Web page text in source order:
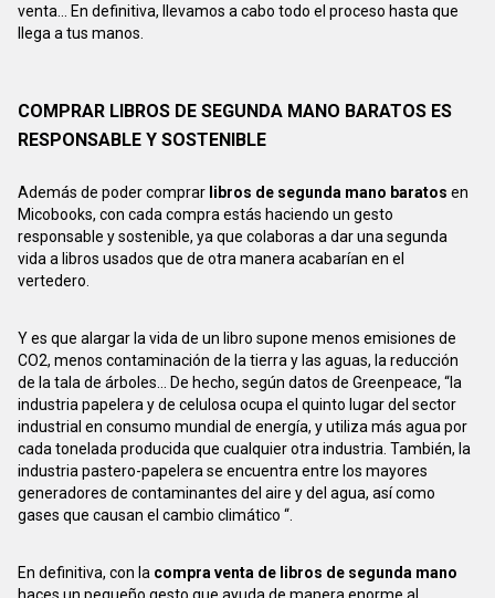
venta... En definitiva, llevamos a cabo todo el proceso hasta que
llega a tus manos.
COMPRAR LIBROS DE SEGUNDA MANO BARATOS ES
RESPONSABLE Y SOSTENIBLE
Además de poder comprar libros de segunda mano baratos en
Micobooks, con cada compra estás haciendo un gesto
responsable y sostenible, ya que colaboras a dar una segunda
vida a libros usados que de otra manera acabarían en el
vertedero.
Y es que alargar la vida de un libro supone menos emisiones de
CO2, menos contaminación de la tierra y las aguas, la reducción
de la tala de árboles... De hecho, según datos de Greenpeace, “la
industria papelera y de celulosa ocupa el quinto lugar del sector
industrial en consumo mundial de energía, y utiliza más agua por
cada tonelada producida que cualquier otra industria. También, la
industria pastero-papelera se encuentra entre los mayores
generadores de contaminantes del aire y del agua, así como
gases que causan el cambio climático “.
En definitiva, con la compra venta de libros de segunda mano